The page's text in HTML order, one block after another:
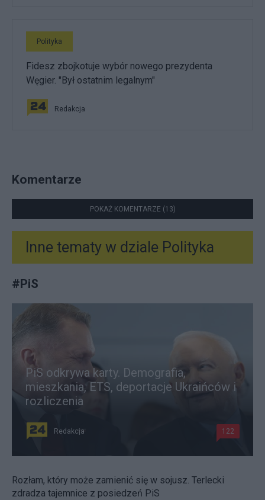
Polityka
Fidesz zbojkotuje wybór nowego prezydenta
Węgier. "Był ostatnim legalnym"
Redakcja
Komentarze
POKAŻ KOMENTARZE (13)
Inne tematy w dziale Polityka
#PiS
PiS odkrywa karty. Demografia,
mieszkania, ETS, deportacje Ukraińców i
rozliczenia
Redakcja 122
Rozłam, który może zamienić się w sojusz. Terlecki
zdradza tajemnice z posiedzeń PiS